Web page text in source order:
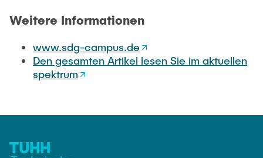
Weitere Informationen
www.sdg-campus.de
Den gesamten Artikel lesen Sie im aktuellen
spektrum